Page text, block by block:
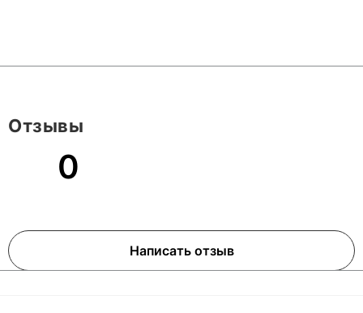
0
Написать отзыв
Отзывы